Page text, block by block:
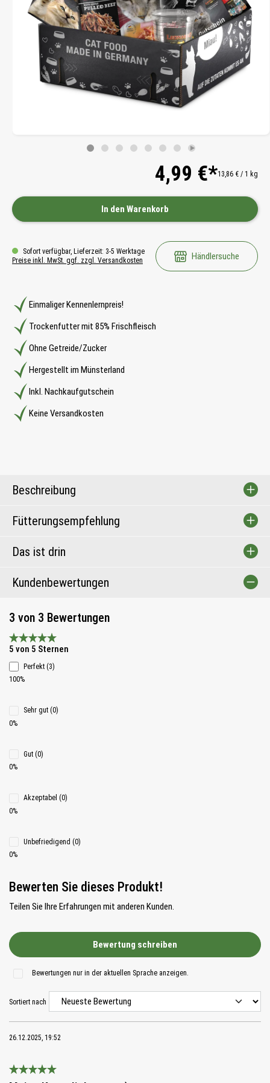
Einmaliger Kennenlernpreis!
Trockenfutter mit 85% Frischfleisch
Ohne Getreide/Zucker
Hergestellt im Münsterland
Inkl. Nachkaufgutschein
Keine Versandkosten
4,99 €*13,86 € / 1 kg
In den Warenkorb
Sofort verfügbar, Lieferzeit: 3-5 Werktage
Preise inkl. MwSt. ggf. zzgl. Versandkosten
Händlersuche
Beschreibung
Fütterungsempfehlung
Das ist drin
Kundenbewertungen
3 von 3 Bewertungen
Durchschnittliche Bewertung 5 von 5 Sternen
5 von 5 Sternen
Perfekt (3)
100%
Sehr gut (0)
0%
Gut (0)
0%
Akzeptabel (0)
0%
Unbefriedigend (0)
0%
Bewerten Sie dieses Produkt!
Teilen Sie Ihre Erfahrungen mit anderen Kunden.
Bewertung schreiben
Bewertungen nur in der aktuellen Sprache anzeigen.
Sortiert nach
26.12.2025, 19:52
Bewertung mit 5 von 5 Sternen